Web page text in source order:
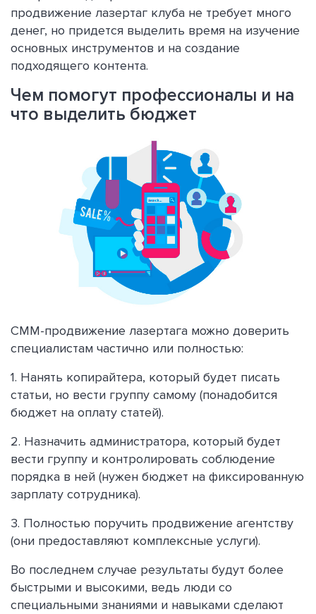
продвижение лазертаг клуба не требует много
денег, но придется выделить время на изучение
основных инструментов и на создание
подходящего контента.
Чем помогут профессионалы и на
что выделить бюджет
СММ-продвижение лазертага можно доверить
специалистам частично или полностью:
1. Нанять копирайтера, который будет писать
статьи, но вести группу самому (понадобится
бюджет на оплату статей).
2. Назначить администратора, который будет
вести группу и контролировать соблюдение
порядка в ней (нужен бюджет на фиксированную
зарплату сотрудника).
3. Полностью поручить продвижение агентству
(они предоставляют комплексные услуги).
Во последнем случае результаты будут более
быстрыми и высокими, ведь люди со
специальными знаниями и навыками сделают